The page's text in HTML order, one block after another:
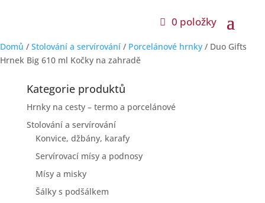
0 položky
Domů / Stolování a servírování / Porcelánové hrnky / Duo Gifts
Hrnek Big 610 ml Kočky na zahradě
Kategorie produktů
Hrnky na cesty – termo a porcelánové
Stolování a servírování
Konvice, džbány, karafy
Servírovací mísy a podnosy
Mísy a misky
Šálky s podšálkem